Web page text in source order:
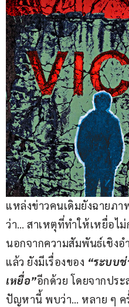
แหล่งข่าวคนเดิมยังฉายภา
ว่า… สาเหตุที่ทำให้เหยื่อไ
นอกจากความสัมพันธ์เชิง
แล้ว ยังมีเรื่องของ “ระบบ
เหยื่อ”อีกด้วย โดยจากปร
ปัญหานี้ พบว่า… หลาย ๆ ค